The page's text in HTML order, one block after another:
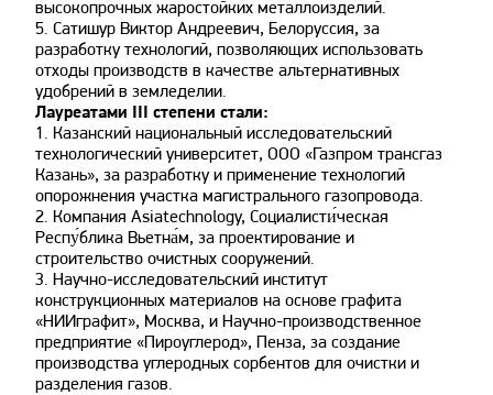
высокопрочных жаростойких металлоизделий.
5. Сатишур Виктор Андреевич, Белоруссия, за
разработку технологий, позволяющих использовать
отходы производств в качестве альтернативных
удобрений в земледелии.
Лауреатами III степени стали:
1. Казанский национальный исследовательский
технологический университет, ООО «Газпром трансгаз
Казань», за разработку и применение технологий
опорожнения участка магистрального газопровода.
2. Компания Asiatechnology, Социалисти́ческая
Респу́блика Вьетна́м, за проектирование и
строительство очистных сооружений.
3. Научно-исследовательский институт
конструкционных материалов на основе графита
«НИИграфит», Москва, и Научно-производственное
предприятие «Пироуглерод», Пенза, за создание
производства углеродных сорбентов для очистки и
разделения газов.